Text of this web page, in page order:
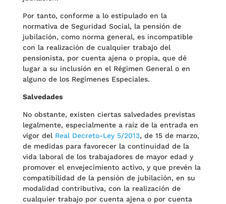
Por tanto, conforme a lo estipulado en la
normativa de Seguridad Social, la pensión de
jubilación, como norma general, es incompatible
con la realización de cualquier trabajo del
pensionista, por cuenta ajena o propia, que dé
lugar a su inclusión en el Régimen General o en
alguno de los Regímenes Especiales.
Salvedades
No obstante, existen ciertas salvedades previstas
legalmente, especialmente a raíz de la entrada en
vigor del Real Decreto-Ley 5/2013, de 15 de marzo,
de medidas para favorecer la continuidad de la
vida laboral de los trabajadores de mayor edad y
promover el envejecimiento activo, y que prevén la
compatibilidad de la pensión de jubilación, en su
modalidad contributiva, con la realización de
cualquier trabajo por cuenta ajena o por cuenta